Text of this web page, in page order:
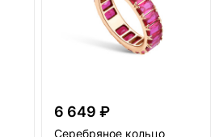
6 649 ₽
Серебряное кольцо